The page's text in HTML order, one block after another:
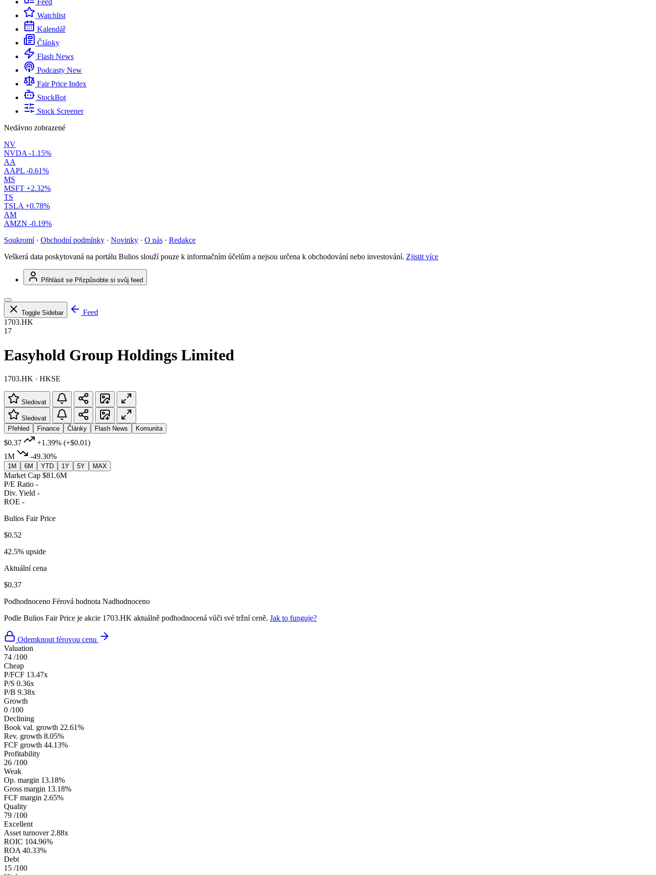
Feed
Watchlist
Kalendář
Články
Flash News
Podcasty New
Fair Price Index
StockBot
Stock Screener
Nedávno zobrazené
NV
NVDA -1.15%
AA
AAPL -0.61%
MS
MSFT +2.32%
TS
TSLA +0.78%
AM
AMZN -0.19%
Soukromí · Obchodní podmínky · Novinky · O nás · Redakce
Veškerá data poskytovaná na portálu Bulios slouží pouze k informačním účelům a nejsou určena k obchodování nebo investování. Zjistit více
Přihlásit se Přizpůsobte si svůj feed
Toggle Sidebar
Feed
1703.HK
17
Easyhold Group Holdings Limited
1703.HK · HKSE
Sledovat
Sledovat
Přehled
Finance Články Flash News Komunita
$0.37 +1.39% (+$0.01)
1M
-49.30%
1M 6M YTD 1Y 5Y MAX
Market Cap $81.6M
P/E Ratio -
Div. Yield -
ROE -
Bulios Fair Price
$0.52
42.5% upside
Aktuální cena
$0.37
Podhodnoceno Férová hodnota Nadhodnoceno
Podle Bulios Fair Price je akcie 1703.HK aktuálně podhodnocená vůči své tržní ceně. Jak to funguje?
Odemknout férovou cenu
Valuation
74 /100
Cheap
P/FCF 13.47x
P/S 0.36x
P/B 9.38x
Growth
0 /100
Declining
Book val. growth 22.61%
Rev. growth 8.05%
FCF growth 44.13%
Profitability
26 /100
Weak
Op. margin 13.18%
Gross margin 13.18%
FCF margin 2.65%
Quality
79 /100
Excellent
Asset turnover 2.88x
ROIC 104.96%
ROA 40.33%
Debt
15 /100